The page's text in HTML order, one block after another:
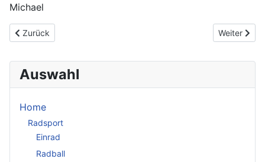
Michael
Vorheriger Beitrag: Radtreff am 16.08.2025
Zurück Nächster
Weiter
Auswahl
Home
Radsport
Einrad
Radball